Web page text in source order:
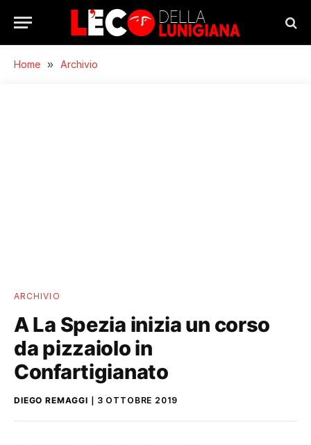
Home » Archivio
ARCHIVIO
A La Spezia inizia un corso
da pizzaiolo in
Confartigianato
DIEGO REMAGGI 3 OTTOBRE 2019